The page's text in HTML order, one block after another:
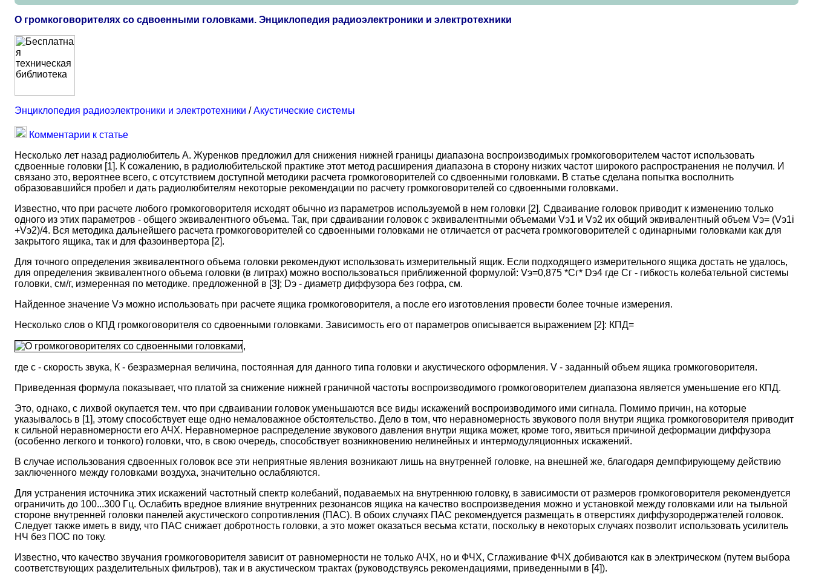
О громкоговорителях со сдвоенными головками. Энциклопедия радиоэлектроники и электротехники
Энциклопедия радиоэлектроники и электротехники /Акустические системы
Комментарии к статье
Несколько лет назад радиолюбитель А. Журенков предложил для снижения нижней границы диапазона воспроизводимых громкоговорителем частот использовать
сдвоенные головки [1]. К сожалению, в радиолюбительской практике этот метод расширения диапазона в сторону низких частот широкого распространения не получил. И
связано это, вероятнее всего, с отсутствием доступной методики расчета громкоговорителей со сдвоенными головками. В статье сделана попытка восполнить
образовавшийся пробел и дать радиолюбителям некоторые рекомендации по расчету громкоговорителей со сдвоенными головками.
Известно, что при расчете любого громкоговорителя исходят обычно из параметров используемой в нем головки [2]. Сдваивание головок приводит к изменению только
одного из этих параметров - общего эквивалентного объема. Так, при сдваивании головок с эквивалентными объемами Vэ1 и Vэ2 их общий эквивалентный объем Vэ= (Vэ1i
+Vэ2)/4. Вся методика дальнейшего расчета громкоговорителей со сдвоенными головками не отличается от расчета громкоговорителей с одинарными головками как для
закрытого ящика, так и для фазоинвертора [2].
Для точного определения эквивалентного объема головки рекомендуют использовать измерительный ящик. Если подходящего измерительного ящика достать не удалось,
для определения эквивалентного объема головки (в литpax) можно воспользоваться приближенной формулой: Vэ=0,875 *Сг* Dэ4 где Сг - гибкость колебательной системы
головки, см/г, измеренная по методике. предложенной в [3]; Dэ - диаметр диффузора без гофра, см.
Найденное значение Vэ можно использовать при расчете ящика громкоговорителя, а после его изготовления провести более точные измерения.
Несколько слов о КПД громкоговорителя со сдвоенными головками. Зависимость его от параметров описывается выражением [2]: КПД=
,
где с - скорость звука, К - безразмерная величина, постоянная для данного типа головки и акустического оформления. V - заданный объем ящика громкоговорителя.
Приведенная формула показывает, что платой за снижение нижней граничной частоты воспроизводимого громкоговорителем диапазона является уменьшение его КПД.
Это, однако, с лихвой окупается тем. что при сдваивании головок уменьшаются все виды искажений воспроизводимого ими сигнала. Помимо причин, на которые
указывалось в [1], этому способствует еще одно немаловажное обстоятельство. Дело в том, что неравномерность звукового поля внутри ящика громкоговорителя приводит
к сильной неравномерности его АЧХ. Неравномерное распределение звукового давления внутри ящика может, кроме того, явиться причиной деформации диффузора
(особенно легкого и тонкого) головки, что, в свою очередь, способствует возникновению нелинейных и интермодуляционных искажений.
В случае использования сдвоенных головок все эти неприятные явления возникают лишь на внутренней головке, на внешней же, благодаря демпфирующему действию
заключенного между головками воздуха, значительно ослабляются.
Для устранения источника этих искажений частотный спектр колебаний, подаваемых на внутреннюю головку, в зависимости от размеров громкоговорителя рекомендуется
ограничить до 100...300 Гц. Ослабить вредное влияние внутренних резонансов ящика на качество воспроизведения можно и установкой между головками или на тыльной
стороне внутренней головки панелей акустического сопротивления (ПАС). В обоих случаях ПАС рекомендуется размещать в отверстиях диффузородержателей головок.
Следует также иметь в виду, что ПАС снижает добротность головки, а это может оказаться весьма кстати, поскольку в некоторых случаях позволит использовать усилитель
НЧ без ПОС по току.
Известно, что качество звучания громкоговорителя зависит от равномерности не только АЧХ, но и ФЧХ, Сглаживание ФЧХ добиваются как в электрическом (путем выбора
соответствующих разделительных фильтров), так и в акустическом трактах (руководствуясь рекомендациями, приведенными в [4]).